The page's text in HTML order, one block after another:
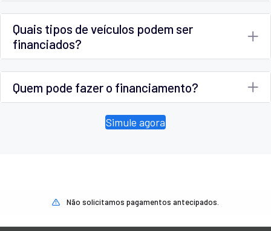
Quais tipos de veículos podem ser
financiados?
Quem pode fazer o financiamento?
Simule agora
Não solicitamos pagamentos antecipados.